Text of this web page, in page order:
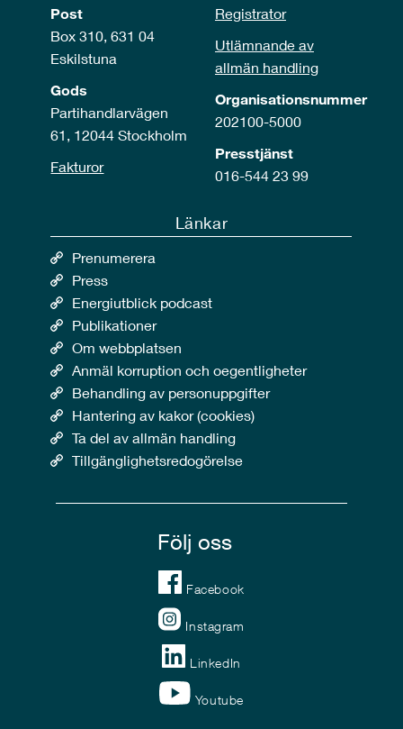
Post
Box 310, 631 04
Eskilstuna
Gods
Partihandlarvägen
61, 12044 Stockholm
Fakturor
Registrator
Utlämnande av
allmän handling
Organisationsnummer
202100-5000
Presstjänst
016-544 23 99
Länkar
Prenumerera
Press
Energiutblick podcast
Publikationer
Om webbplatsen
Anmäl korruption och oegentligheter
Behandling av personuppgifter
Hantering av kakor (cookies)
Ta del av allmän handling
Tillgänglighetsredogörelse
Följ oss
Facebook
Instagram
LinkedIn
Youtube